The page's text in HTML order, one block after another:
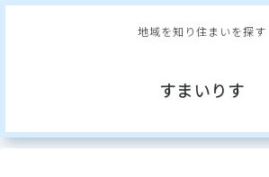
地域を知り住まいを探す
すまいりす